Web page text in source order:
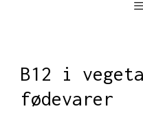
B12 i
fødevarer